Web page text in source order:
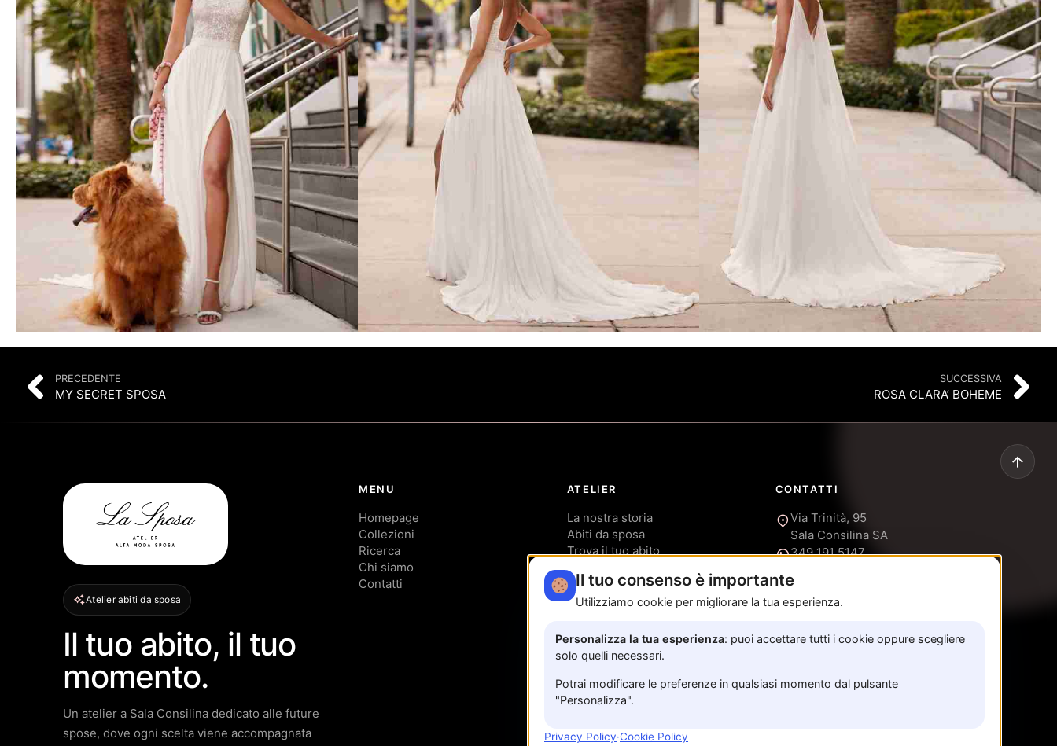
PRECEDENTE
MY SECRET SPOSA
SUCCESSIVA
ROSA CLARA’ BOHEME
Atelier abiti da sposa
Il tuo abito, il tuo
momento.
Un atelier a Sala Consilina dedicato alle future
spose, dove ogni scelta viene accompagnata
MENU
Homepage
Collezioni
Ricerca
Chi siamo
Contatti
ATELIER
La nostra storia
Abiti da sposa
Trova il tuo abito
Privacy Policy
CONTATTI
Via Trinità, 95
Sala Consilina SA
349 191 5147
Prenota un appuntamento
Il tuo consenso è importante
Utilizziamo cookie per migliorare la tua esperienza.
Personalizza la tua esperienza: puoi accettare tutti i cookie oppure scegliere
solo quelli necessari.
Potrai modificare le preferenze in qualsiasi momento dal pulsante
"Personalizza".
Privacy Policy·Cookie Policy